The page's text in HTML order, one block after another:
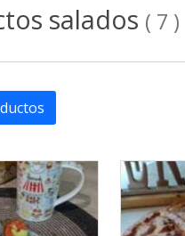
salados ( 7 )